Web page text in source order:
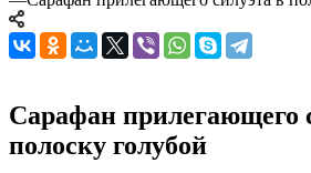
Сарафан прилегающего
полоску голубой